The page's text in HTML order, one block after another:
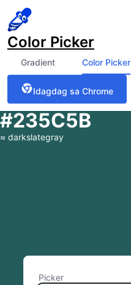
Color Picker
Gradient Color Picker
Idagdag sa Chrome
#235C5B
≈ darkslategray
Picker